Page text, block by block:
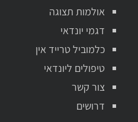
אולמות תצוגה
דגמי יונדאי
כלמוביל טרייד אין
טיפולים ליונדאי
צור קשר
דרושים